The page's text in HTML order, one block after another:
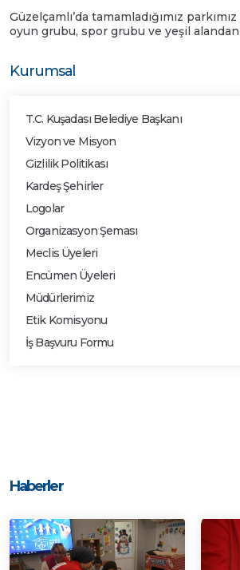
Güzelçamlı’da tamamladığımız
oyun grubu, spor grubu ve yeşil
Kurumsal
T.C. Kuşadası Belediye Başkanı
Vizyon ve Misyon
Gizlilik Politikası
Kardeş Şehirler
Logolar
Organizasyon Şeması
Meclis Üyeleri
Encümen Üyeleri
Müdürlerimiz
Etik Komisyonu
İş Başvuru Formu
Haberler